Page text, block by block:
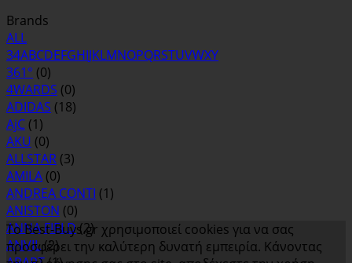
Brands
ALL
34ABCDEFGHIJKLMNOPQRSTUVWXY
361° (0)
4WARDS (0)
ADIDAS (18)
AjC (1)
AKU (0)
ALLSTAR (3)
AMILA (0)
ANDREA CONTI (1)
ANISTON (0)
ANNA FIELD(2)
ANVIL(2)
Το Best-Buys.gr χρησιμοποιεί cookies για να σας
προσφέρει την καλύτερη δυνατή εμπειρία. Κάνοντας